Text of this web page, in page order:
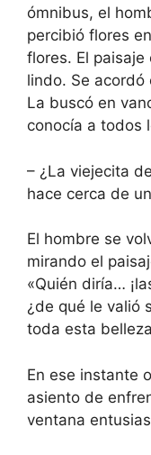
ómnibus, el
percibió flores
flores. El
lindo. Se acordó
La buscó en
conocía a todos
– ¿La viejecita
hace cerca de
El hombre se
mirando el
«Quién diría…
¿de qué le valió
toda esta
En ese instante
asiento de
ventana